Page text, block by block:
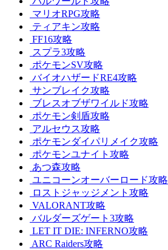
マリオRPG攻略
ティアキン攻略
FF16攻略
スプラ3攻略
ポケモンSV攻略
バイオハザードRE4攻略
サンブレイク攻略
ブレスオブザワイルド攻略
ポケモン剣盾攻略
アルセウス攻略
ポケモンダイパリメイク攻略
ポケモンユナイト攻略
あつ森攻略
ユニコーンオーバーロード攻略
ロストジャッジメント攻略
VALORANT攻略
バルダーズゲート3攻略
LET IT DIE: INFERNO攻略
ARC Raiders攻略